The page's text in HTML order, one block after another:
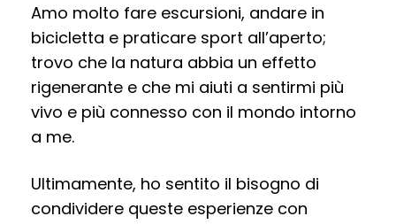
Amo molto fare escursioni, andare in
bicicletta e praticare sport all’aperto;
trovo che la natura abbia un effetto
rigenerante e che mi aiuti a sentirmi più
vivo e più connesso con il mondo intorno
a me.
Ultimamente, ho sentito il bisogno di
condividere queste esperienze con